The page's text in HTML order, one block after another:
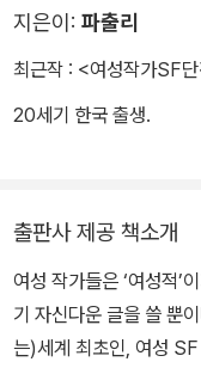
지은이: 파출리
최근작 : <여성작가SF
20세기 한국 출생.
출판사 제공 책소개
여성 작가들은 ‘여성적’
기 자신다운 글을 쓸 뿐
는)세계 최초인, 여성